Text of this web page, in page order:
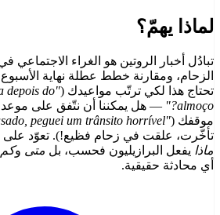
لماذا يهمّ؟
تبادُل أخبار الروتين هو الغراء الاجتماعي
الزحام، ومقارنة خطط عطلة نهاية
تحتاج هذا لكي ترتّب مواعيدك ( depois do
almoço?"
— هل يمكننا أن نتّفق على موعد
موقفك ("Cheguei atrasado, peguei um trânsito horrível!"
تأخّرت، علقت في زحام فظيع!). تعوّد على
ماذا يفعل البرازيليون فحسب، بل متى و
أي محادثة حقيقية.